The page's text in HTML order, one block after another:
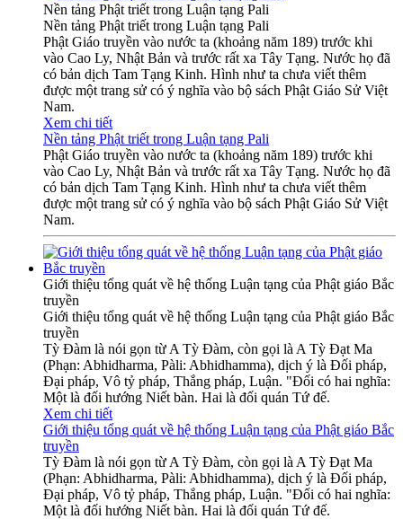
Nền tảng Phật triết trong Luận tạng Pali
Nền tảng Phật triết trong Luận tạng Pali
Phật Giáo truyền vào nước ta (khoảng năm 189) trước khi
vào Cao Ly, Nhật Bản và trước rất xa Tây Tạng. Nước họ đã
có bản dịch Tam Tạng Kinh. Hình như ta chưa viết thêm
được một trang sử có ý nghĩa vào bộ sách Phật Giáo Sử Việt
Nam.
Xem chi tiết
Nền tảng Phật triết trong Luận tạng Pali
Phật Giáo truyền vào nước ta (khoảng năm 189) trước khi
vào Cao Ly, Nhật Bản và trước rất xa Tây Tạng. Nước họ đã
có bản dịch Tam Tạng Kinh. Hình như ta chưa viết thêm
được một trang sử có ý nghĩa vào bộ sách Phật Giáo Sử Việt
Nam.
Giới thiệu tổng quát về hệ thống Luận tạng của Phật giáo Bắc
truyền
Giới thiệu tổng quát về hệ thống Luận tạng của Phật giáo Bắc
truyền
Tỳ Đàm là nói gọn từ A Tỳ Đàm, còn gọi là A Tỳ Đạt Ma
(Phạn: Abhidharma, Pàli: Abhidhamma), dịch ý là Đối pháp,
Đại pháp, Vô tỷ pháp, Thắng pháp, Luận. "Đối có hai nghĩa:
Một là đối hướng Niết bàn. Hai là đối quán Tứ đế.
Xem chi tiết
Giới thiệu tổng quát về hệ thống Luận tạng của Phật giáo Bắc
truyền
Tỳ Đàm là nói gọn từ A Tỳ Đàm, còn gọi là A Tỳ Đạt Ma
(Phạn: Abhidharma, Pàli: Abhidhamma), dịch ý là Đối pháp,
Đại pháp, Vô tỷ pháp, Thắng pháp, Luận. "Đối có hai nghĩa:
Một là đối hướng Niết bàn. Hai là đối quán Tứ đế.